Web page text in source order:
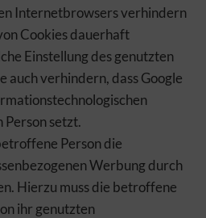
Internetbrowsers verhindern
Cookies dauerhaft
Einstellung des genutzten
verhindern, dass Google
setzt.
Person die
Werbung durch
Hierzu muss die betroffene
ihr genutzten